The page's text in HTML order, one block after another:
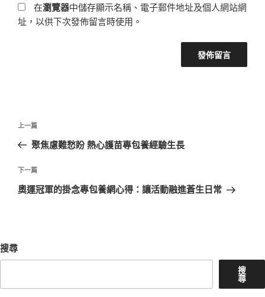
在瀏覽器中儲存顯示名稱、電子郵件地址及個人網站網
址，以供下次發佈留言時使用。
文
導
覽
上
一
文
章
上一篇
聚焦慮難愁盼 熱心護苗專包養經驗生長
下
一
下一篇
奧運冠軍的掛念專包養網心得：讓活動融進蒼生日常
搜尋
搜
尋